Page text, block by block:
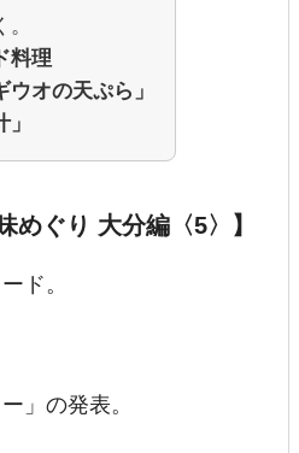
料理
ウオの天ぷら」
」
めぐり 大分編〈5〉】
ド。
」の発表。